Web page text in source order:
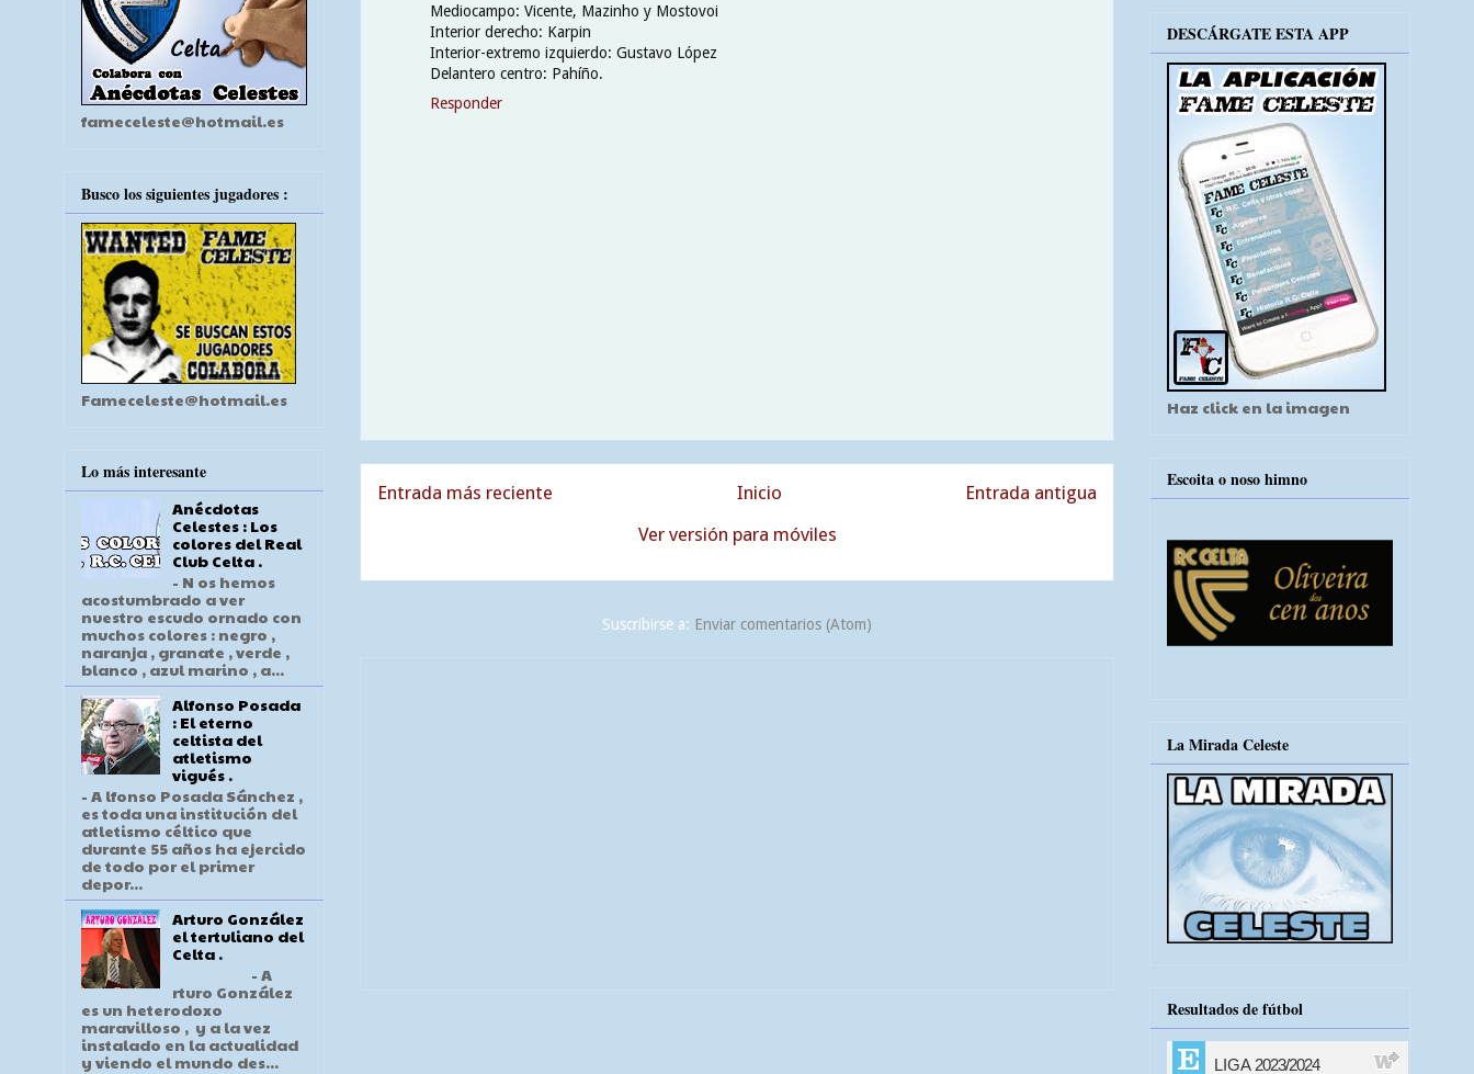
Mediocampo: Vicente, Mazinho y Mostovoi
Interior derecho: Karpin
Interior-extremo izquierdo: Gustavo López
Delantero centro: Pahíño.
Responder
Entrada más reciente Entrada antigua
Inicio
Ver versión para móviles
Suscribirse a: Enviar comentarios (Atom)
fameceleste@hotmail.es
Busco los siguientes jugadores :
Fameceleste@hotmail.es
Lo más interesante
Anécdotas
Celestes : Los
colores del Real
Club Celta .
- N os hemos
acostumbrado a ver
nuestro escudo ornado con
muchos colores : negro ,
naranja , granate , verde ,
blanco , azul marino , a...
Alfonso Posada
: El eterno
celtista del
atletismo
vigués .
- A lfonso Posada Sánchez ,
es toda una institución del
atletismo céltico que
durante 55 años ha ejercido
de todo por el primer
depor...
Arturo González
el tertuliano del
Celta .
- A
rturo González
es un heterodoxo
maravilloso , y a la vez
instalado en la actualidad
y viendo el mundo des...
DESCÁRGATE ESTA APP
Haz click en la imagen
Escoita o noso himno
La Mirada Celeste
Resultados de fútbol